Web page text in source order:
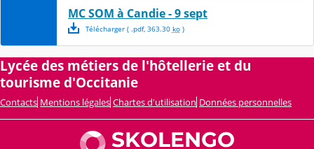
MC SOM à Candie - 9 sept
Télécharger( .pdf, 363.30 ko)
Lycée des métiers de l'hôtellerie et du
tourisme d'Occitanie
Contacts Mentions légales Chartes d'utilisation Données personnelles